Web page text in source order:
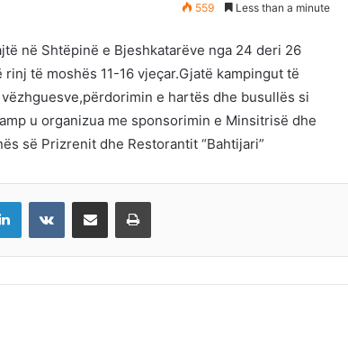
559 Less than a minute
në Shtëpinë e Bjeshkatarëve nga 24 deri 26
të moshës 11-16 vjeçar.Gjatë kampingut të
e hartës dhe busullës si
u organizua me sponsorimin e Minsitrisë dhe
së Prizrenit dhe Restorantit “Bahtijari”
LinkedInVKontakteShare via Email Print